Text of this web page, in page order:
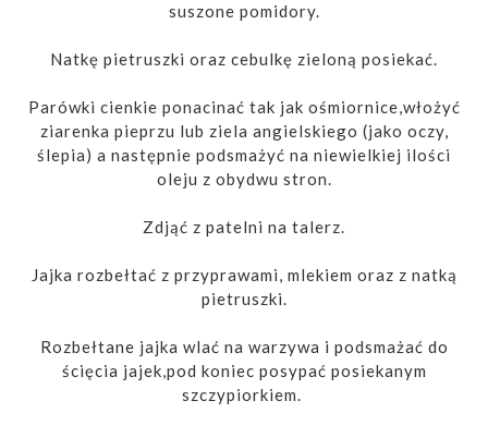
suszone pomidory.
Natkę pietruszki oraz cebulkę zieloną posiekać.
Parówki cienkie ponacinać tak jak ośmiornice,włożyć
ziarenka pieprzu lub ziela angielskiego (jako oczy,
ślepia) a następnie podsmażyć na niewielkiej ilości
oleju z obydwu stron.
Zdjąć z patelni na talerz.
Jajka rozbełtać z przyprawami, mlekiem oraz z natką
pietruszki.
Rozbełtane jajka wlać na warzywa i podsmażać do
ścięcia jajek,pod koniec posypać posiekanym
szczypiorkiem.